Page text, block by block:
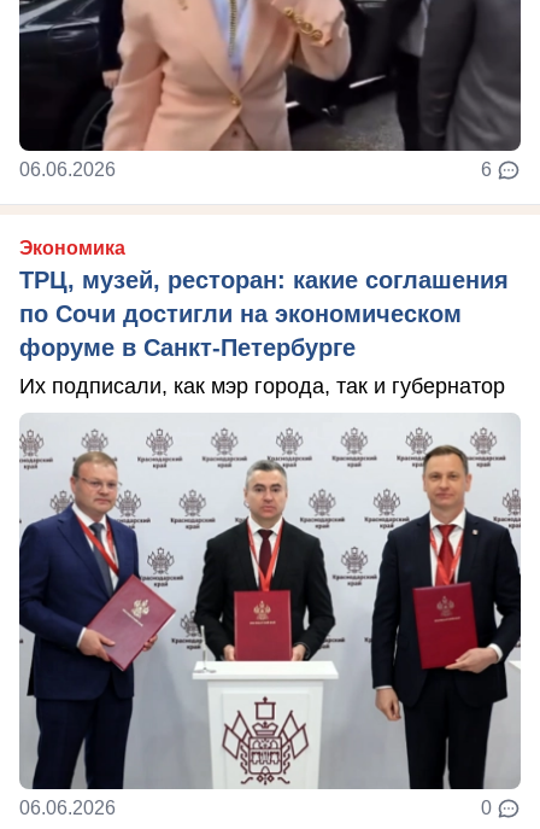
06.06.2026 6
Экономика
ТРЦ, музей, ресторан: какие соглашения
по Сочи достигли на экономическом
форуме в Санкт-Петербурге
Их подписали, как мэр города, так и губернатор
06.06.2026 0